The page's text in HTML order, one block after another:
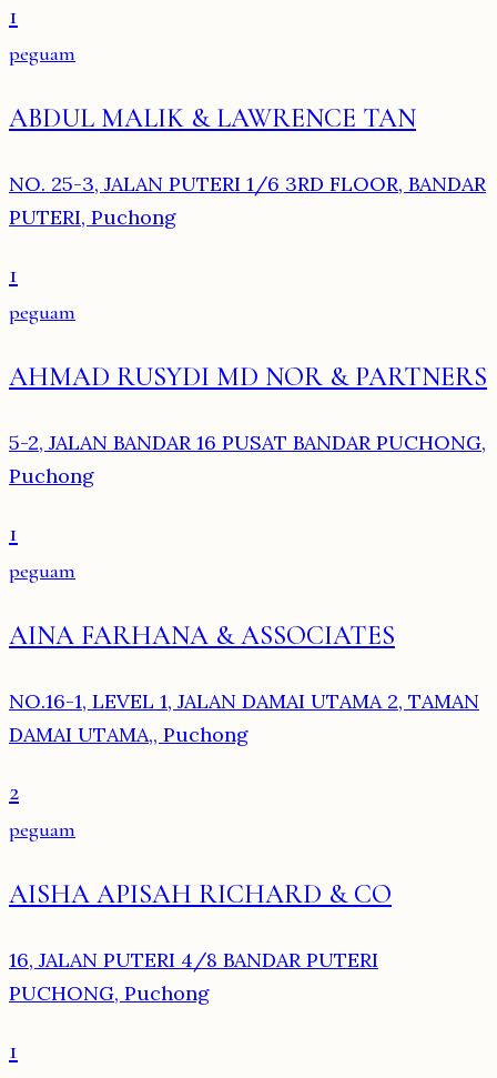
1
peguam
ABDUL MALIK & LAWRENCE TAN
NO. 25-3, JALAN PUTERI 1/6 3RD FLOOR, BANDAR
PUTERI, Puchong
1
peguam
AHMAD RUSYDI MD NOR & PARTNERS
5-2, JALAN BANDAR 16 PUSAT BANDAR PUCHONG,
Puchong
1
peguam
AINA FARHANA & ASSOCIATES
NO.16-1, LEVEL 1, JALAN DAMAI UTAMA 2, TAMAN
DAMAI UTAMA,, Puchong
2
peguam
AISHA APISAH RICHARD & CO
16, JALAN PUTERI 4/8 BANDAR PUTERI
PUCHONG, Puchong
1